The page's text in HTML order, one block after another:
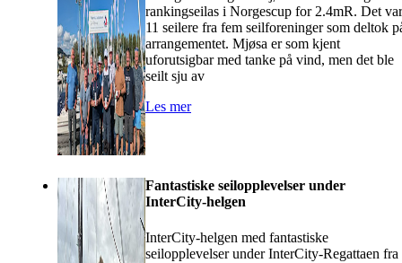
rankingseilas i Norgescup for 2.4mR. Det var
11 seilere fra fem seilforeninger som deltok
arrangementet. Mjøsa er som kjent
uforutsigbar med tanke på vind, men det ble
seilt sju av
Les mer
Fantastiske seilopplevelser under
InterCity-helgen
InterCity-helgen med fantastiske
seilopplevelser under InterCity-Regattaen fra